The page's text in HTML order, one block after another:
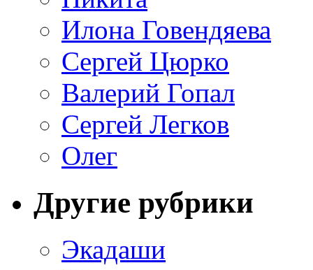
Илона Говендяева
Сергей Цюрко
Валерий Гопал
Сергей Легков
Олег
Другие рубрики
Экадаши